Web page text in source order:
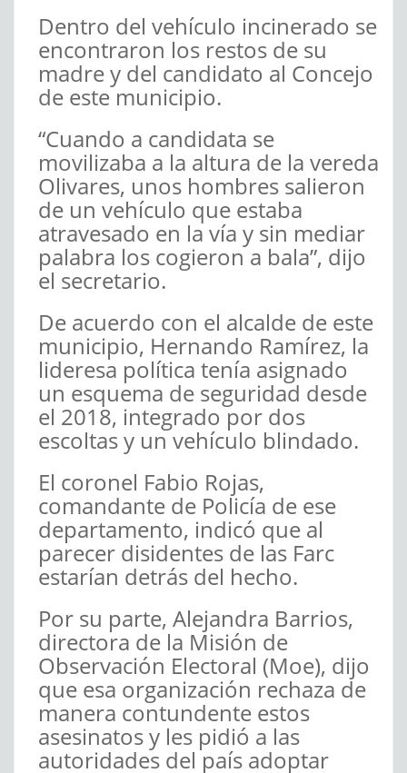
Dentro del vehículo incinerado se
encontraron los restos de su
madre y del candidato al Concejo
de este municipio.
“Cuando a candidata se
movilizaba a la altura de la vereda
Olivares, unos hombres salieron
de un vehículo que estaba
atravesado en la vía y sin mediar
palabra los cogieron a bala”, dijo
el secretario.
De acuerdo con el alcalde de este
municipio, Hernando Ramírez, la
lideresa política tenía asignado
un esquema de seguridad desde
el 2018, integrado por dos
escoltas y un vehículo blindado.
El coronel Fabio Rojas,
comandante de Policía de ese
departamento, indicó que al
parecer disidentes de las Farc
estarían detrás del hecho.
Por su parte, Alejandra Barrios,
directora de la Misión de
Observación Electoral (Moe), dijo
que esa organización rechaza de
manera contundente estos
asesinatos y les pidió a las
autoridades del país adoptar